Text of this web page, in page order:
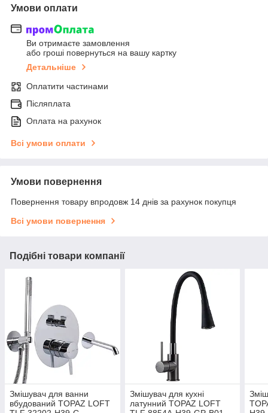
Умови оплати
Ви отримаєте замовлення
або гроші повернуться на вашу картку
Детальніше
Оплатити частинами
Післяплата
Оплата на рахунок
Всі умови оплати
Умови повернення
Повернення товару впродовж 14 днів за рахунок покупця
Всі умови повернення
Подібні товари компанії
Змішувач для ванни
вбудований TOPAZ LOFT
Змішувач для кухні
латунний TOPAZ LOFT